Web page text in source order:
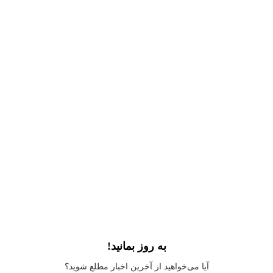
Application error: a client
-side exception has occurred while loading
به روز بمانید!
آیا می‌خواهید از آخرین اخبار مطلع شوید؟